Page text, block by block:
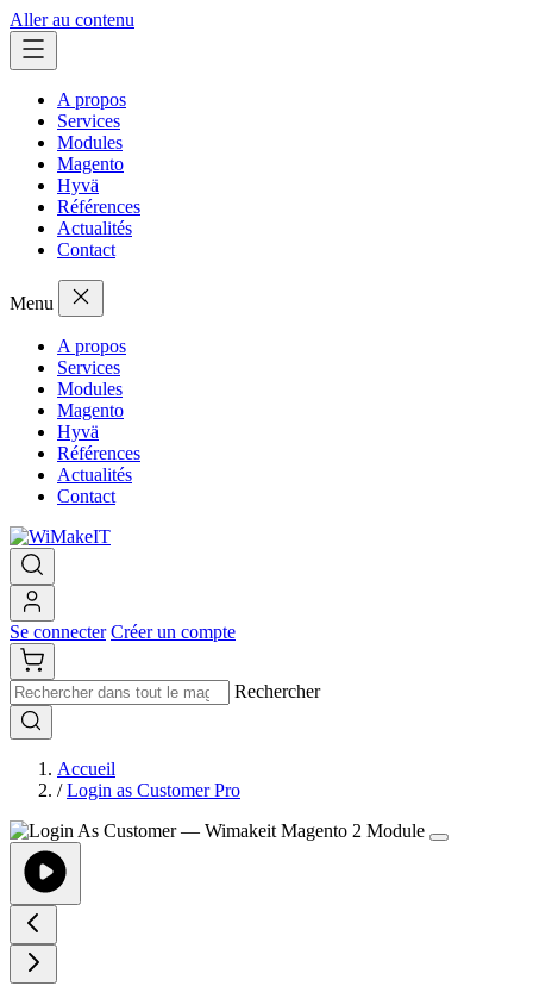
Aller au contenu
A propos
Services
Modules
Magento
Hyvä
Références
Actualités
Contact
Menu
A propos
Services
Modules
Magento
Hyvä
Références
Actualités
Contact
Se connecter Créer un compte
Rechercher
Accueil
/ Login as Customer Pro